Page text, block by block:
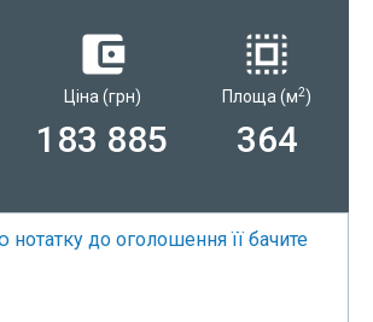
Ціна (грн)
183 885
Площа (м2)
364
до оголошення її бачите